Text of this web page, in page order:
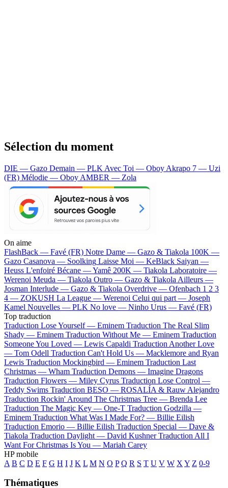
Sélection du moment
DIE — Gazo Demain — PLK Avec Toi — Oboy Akrapo 7 — Uzi
(FR) Mélodie — Oboy AMBER — Zola
On aime
FlashBack — Favé (FR) Notre Dame — Gazo & Tiakola 100K —
Gazo Casanova — Soolking Laisse Moi — KeBlack Saiyan —
Heuss L'enfoiré Bécane —Yamê 200K — Tiakola Laboratoire —
Werenoi Meuda — Tiakola Outro — Gazo & Tiakola Ailleurs —
Josman Interlude — Gazo & Tiakola Overdrive — Ofenbach 1 2 3
4 — ZOKUSH La League — Werenoi Celui qui part — Joseph
Kamel Nouvelles — PLK No love — Ninho Urus — Favé (FR)
Top traduction
Traduction Lose Yourself — Eminem Traduction The Real Slim
Shady — Eminem Traduction Without Me — Eminem Traduction
Someone You Loved — Lewis Capaldi Traduction Another Love
— Tom Odell Traduction Can't Hold Us — Macklemore and Ryan
Lewis Traduction Mockingbird — Eminem Traduction Last
Christmas — Wham Traduction Demons — Imagine Dragons
Traduction Flowers — Miley Cyrus Traduction Lose Control —
Teddy Swims Traduction BESO — ROSALÍA & Rauw Alejandro
Traduction Rockin' Around The Christmas Tree — Brenda Lee
Traduction The Magic Key — One-T Traduction Godzilla —
Eminem Traduction What Was I Made For? — Billie Eilish
Traduction Emorio — Billie Eilish Traduction Special — Dave &
Tiakola Traduction Daylight — David Kushner Traduction All I
Want For Christmas Is You — Mariah Carey
HP mobile
A B C D E F G H I J K L M N O P Q R S T U V W X Y Z 0-9
Thématiques